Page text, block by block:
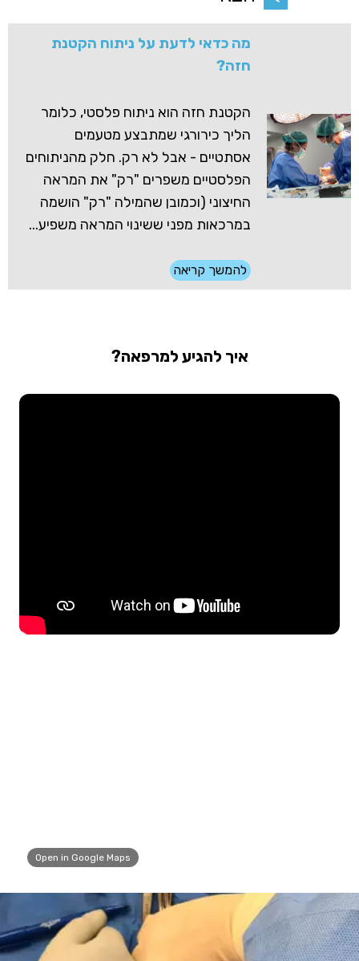
מה כדאי לדעת על ניתוח הקטנת
חזה?
הקטנת חזה הוא ניתוח פלסטי, כלומר
הליך כירורגי שמתבצע מטעמים
אסתטיים - אבל לא רק. חלק מהניתוחים
הפלסטיים משפרים "רק" את המראה
החיצוני (וכמובן שהמילה "רק" הושמה
במרכאות מפני ששינוי המראה משפיע...
להמשך קריאה
איך להגיע למרפאה?
Open in Google Maps